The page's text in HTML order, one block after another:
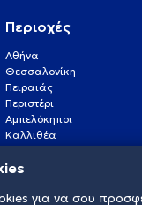
Περιοχές
Αθήνα
Θεσσαλονίκη
Πειραιάς
Περιστέρι
Αμπελόκηποι
Καλλιθέα
Πάτρα
Γλυφάδα
Νέα Σμύρνηγια να σου